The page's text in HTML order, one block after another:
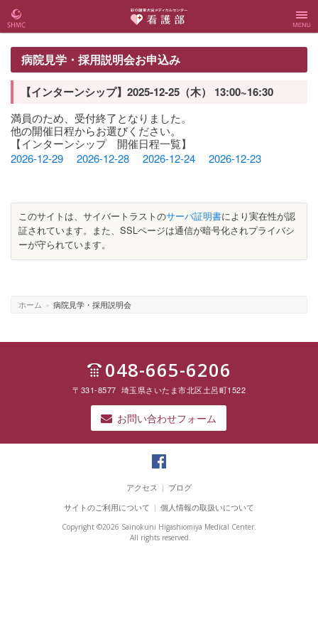
彩の国
東大宮
メディ
カルセ
Webサ
彩の国東大宮
ンター 看護
部
Menu
病院見学・採用説明会お申込み
【インターンシップ】2025-12-25（木） 13:00~16:30
満員のため、受付終了となりました。
他の開催日程からお選びください。
【インターンシップ 開催日程一覧】
2026-12-29
2026-12-28 2026-12-24 2026-12-23
このサイトは、サイバートラストのサーバ証明書により実在性が認
証されています。また、SSLページは通信が暗号化されプライバシ
ーが守られています。
ホーム » 病院見学・採用説明会
048-665-6206
〒331-8577 埼玉県さいたま市北区土呂町1522
お問い合わせフォーム
の
東
宮
メ
アクセス | ブログ
サイトのご利用について | 個人情報の取扱いについて
Copyright ©2026 Sainokuni Higashiomiya Medical Center.
All rights reserved.